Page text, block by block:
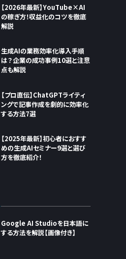
【2026年最新】YouTube×AI
の稼ぎ方！収益化のコツを徹底
解説
生成AIの業務効率化導入手順
は？企業の成功事例10選と注意
点も解説
【プロ直伝】ChatGPTライティ
ングで記事作成を劇的に効率化
する方法7選
【2025年最新】初心者におすす
めの生成AIセミナー9選と選び
方を徹底紹介！
Google AI Studioを日本語に
する方法を解説【画像付き】